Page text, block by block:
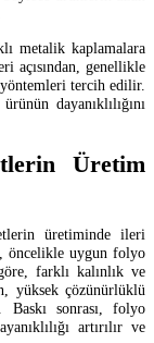
metalik kaplamalara
açısından, genellikle
tercih edilir.
dayanıklılığını
Üretim
üretiminde ileri
öncelikle uygun folyo
farklı kalınlık ve
yüksek çözünürlüklü
Baskı sonrası, folyo
artırılır ve